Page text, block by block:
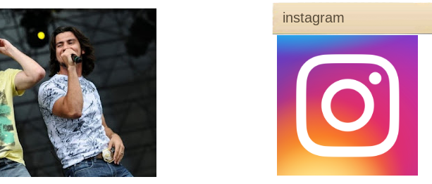
instagram